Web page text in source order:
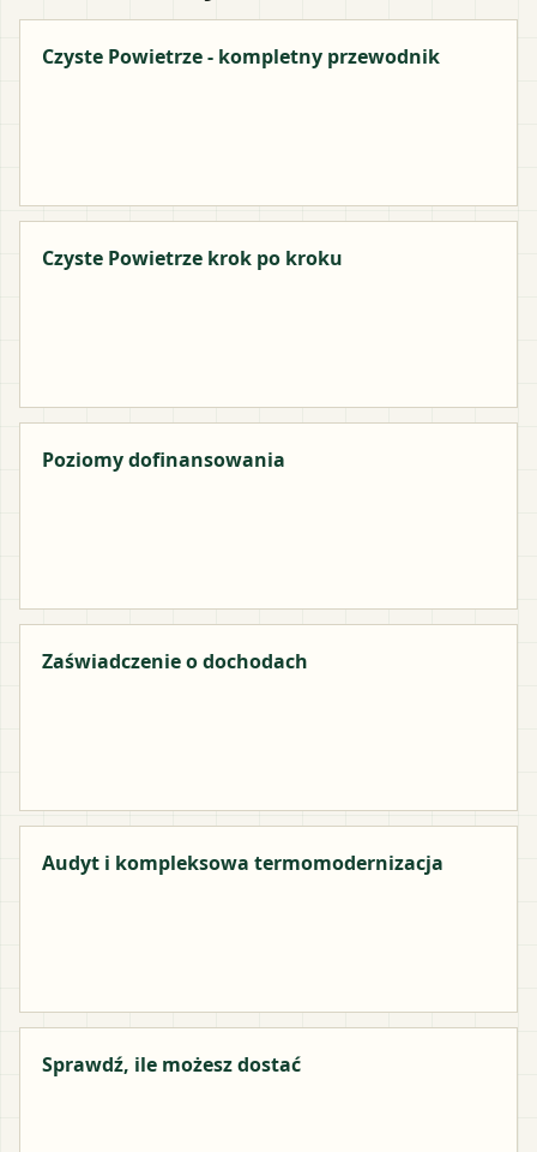
Czyste Powietrze - kompletny przewodnik
Czyste Powietrze krok po kroku
Poziomy dofinansowania
Zaświadczenie o dochodach
Audyt i kompleksowa termomodernizacja
Sprawdź, ile możesz dostać